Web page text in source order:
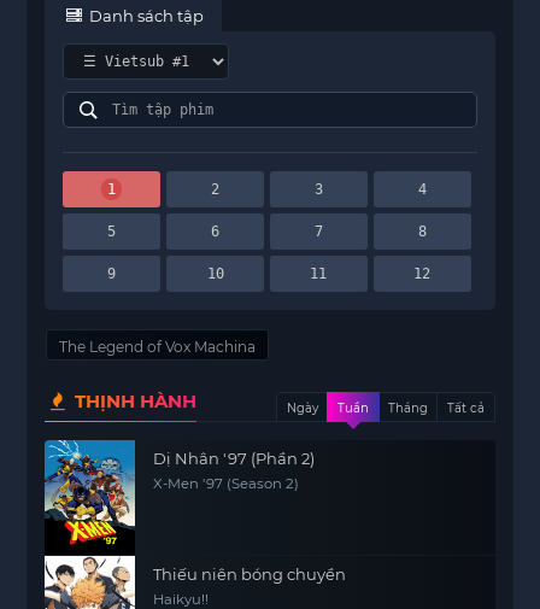
Danh sách tập
1 2 3 4
5 6 7 8
9 10 11 12
The Legend of Vox Machina
THỊNH HÀNH Ngày Tuần Tháng Tất cả
Dị Nhân '97 (Phần 2)
X-Men '97 (Season 2)
Thiếu niên bóng chuyền
Haikyu!!